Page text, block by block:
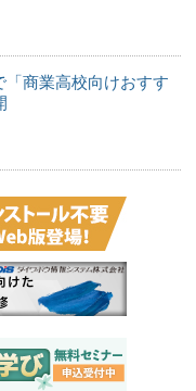
商業高校向けおすす